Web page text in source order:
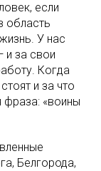
если
область
У нас
и за свои
Когда
и за что
фраза: «воины
Белгорода,